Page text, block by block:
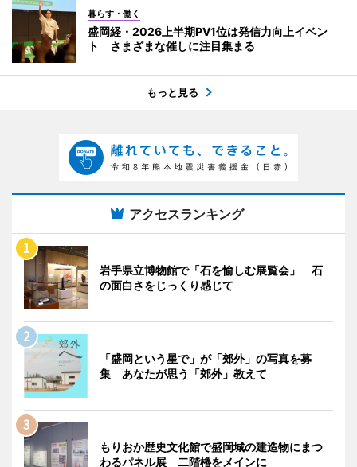
暮らす・働く
盛岡経・2026上半期PV1位は発信力向上イベン
ト さまざまな催しに注目集まる
もっと見る
アクセスランキング
岩手県立博物館で「石を愉しむ展覧会」 石
の面白さをじっくり感じて
「盛岡という星で」が「郊外」の写真を募
集 あなたが思う「郊外」教えて
もりおか歴史文化館で盛岡城の建造物にまつ
わるパネル展 二階櫓をメインに